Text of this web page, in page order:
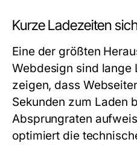
Kurze Ladezeiten
Eine der größten
Webdesign sind lange
zeigen, dass
Sekunden zum Laden
Absprungraten
optimiert die